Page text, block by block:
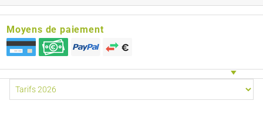
Moyens de paiement